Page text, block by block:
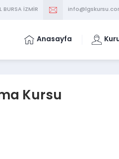
İZMİR
Anasayfa
Kursu